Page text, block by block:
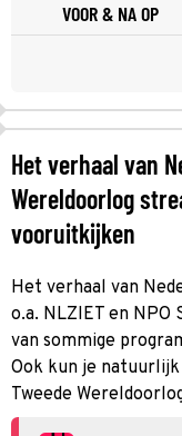
VOOR & NA OP
Het verhaal van
Wereldoorlog
vooruitkijken
Het verhaal van
o.a. NLZIET en
van sommige
Ook kun je
Tweede